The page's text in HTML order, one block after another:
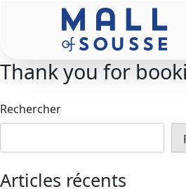
Thank you for
Rechercher
Articles récents